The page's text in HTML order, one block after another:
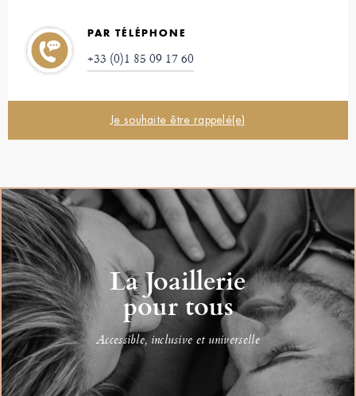
PAR TÉLÉPHONE
+33 (0)1 85 09 17 60
Je souhaite être rappelé(e)
La Joaillerie
pour tous
Accessible, inclusive et universelle